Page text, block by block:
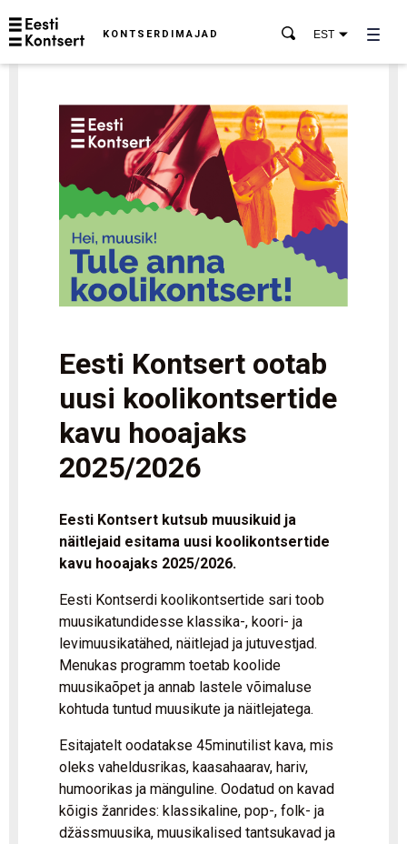
KONTSERDIMAJAD EST
Eesti Kontsert ootab
uusi koolikontsertide
kavu hooajaks
2025/2026
Eesti Kontsert kutsub muusikuid ja
näitlejaid esitama uusi koolikontsertide
kavu hooajaks 2025/2026.
Eesti Kontserdi koolikontsertide sari toob
muusikatundidesse klassika-, koori- ja
levimuusikatähed, näitlejad ja jutuvestjad.
Menukas programm toetab koolide
muusikaõpet ja annab lastele võimaluse
kohtuda tuntud muusikute ja näitlejatega.
Esitajatelt oodatakse 45minutilist kava, mis
oleks vaheldusrikas, kaasahaarav, hariv,
humoorikas ja mänguline. Oodatud on kavad
kõigis žanrides: klassikaline, pop-, folk- ja
džässmuusika, muusikalised tantsukavad ja